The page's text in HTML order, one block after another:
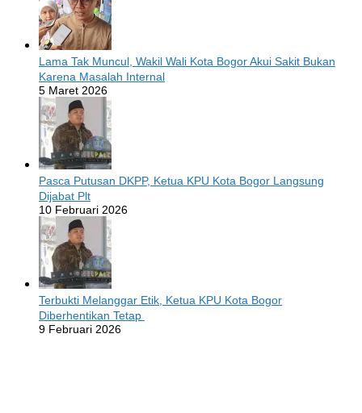
Lama Tak Muncul, Wakil Wali Kota Bogor Akui Sakit Bukan
Karena Masalah Internal
5 Maret 2026
Pasca Putusan DKPP, Ketua KPU Kota Bogor Langsung
Dijabat Plt
10 Februari 2026
Terbukti Melanggar Etik, Ketua KPU Kota Bogor
Diberhentikan Tetap
9 Februari 2026